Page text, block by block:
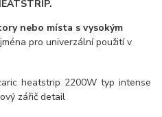
nebo místa s vysokým
pro univerzální použití v